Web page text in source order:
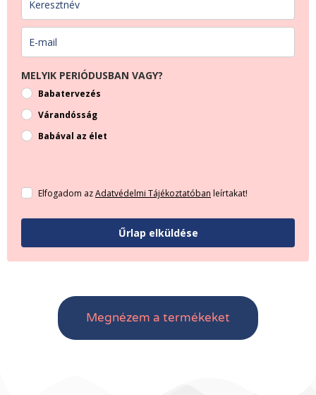
MELYIK PERIÓDUSBAN VAGY?
Babatervezés
Várandósság
Babával az élet
Elfogadom azAdatvédelmi Tájékoztatóban leírtakat!
Űrlap elküldése
Megnézem a termékeket